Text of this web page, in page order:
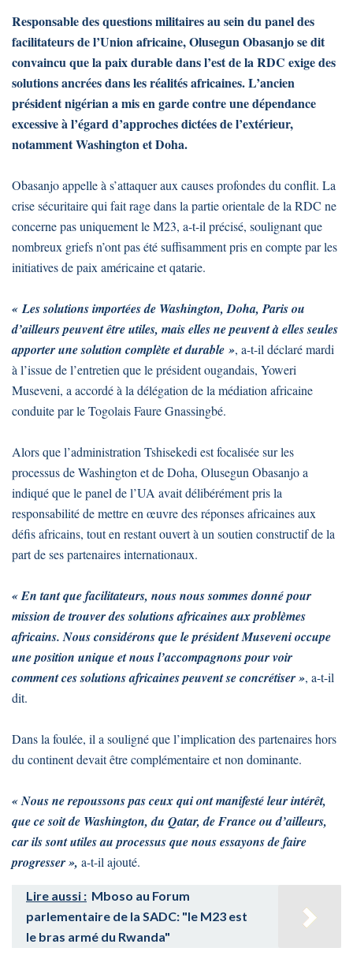
Responsable des questions militaires au sein du panel des
facilitateurs de l’Union africaine, Olusegun Obasanjo se dit
convaincu que la paix durable dans l’est de la RDC exige des
solutions ancrées dans les réalités africaines. L’ancien
président nigérian a mis en garde contre une dépendance
excessive à l’égard d’approches dictées de l’extérieur,
notamment Washington et Doha.
Obasanjo appelle à s’attaquer aux causes profondes du conflit. La
crise sécuritaire qui fait rage dans la partie orientale de la RDC ne
concerne pas uniquement le M23, a-t-il précisé, soulignant que
nombreux griefs n’ont pas été suffisamment pris en compte par les
initiatives de paix américaine et qatarie.
« Les solutions importées de Washington, Doha, Paris ou
d’ailleurs peuvent être utiles, mais elles ne peuvent à elles seules
apporter une solution complète et durable », a-t-il déclaré mardi
à l’issue de l’entretien que le président ougandais, Yoweri
Museveni, a accordé à la délégation de la médiation africaine
conduite par le Togolais Faure Gnassingbé.
Alors que l’administration Tshisekedi est focalisée sur les
processus de Washington et de Doha, Olusegun Obasanjo a
indiqué que le panel de l’UA avait délibérément pris la
responsabilité de mettre en œuvre des réponses africaines aux
défis africains, tout en restant ouvert à un soutien constructif de la
part de ses partenaires internationaux.
« En tant que facilitateurs, nous nous sommes donné pour
mission de trouver des solutions africaines aux problèmes
africains. Nous considérons que le président Museveni occupe
une position unique et nous l’accompagnons pour voir
comment ces solutions africaines peuvent se concrétiser », a-t-il
dit.
Dans la foulée, il a souligné que l’implication des partenaires hors
du continent devait être complémentaire et non dominante.
« Nous ne repoussons pas ceux qui ont manifesté leur intérêt,
que ce soit de Washington, du Qatar, de France ou d’ailleurs,
car ils sont utiles au processus que nous essayons de faire
progresser », a-t-il ajouté.
Lire aussi : Mboso au Forum
parlementaire de la SADC: "le M23 est
le bras armé du Rwanda"